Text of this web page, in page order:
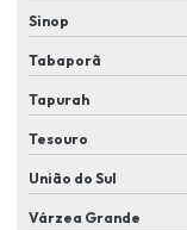
Monitoramento
Monitoramento
Monitoramento de
Monitoramento remoto
Sinop
Tabaporã
Tapurah
Tesouro
União do Sul
Várzea Grande